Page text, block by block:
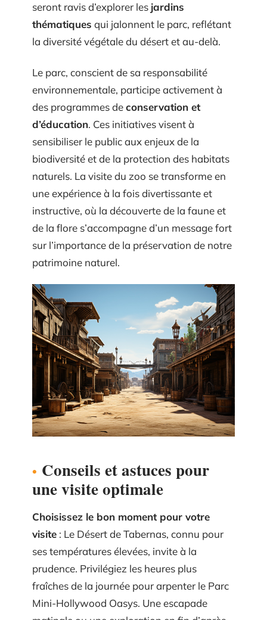
seront ravis d’explorer les jardins
thématiques qui jalonnent le parc, reflétant
la diversité végétale du désert et au-delà.
Le parc, conscient de sa responsabilité
environnementale, participe activement à
des programmes deconservation et
d’éducation. Ces initiatives visent à
sensibiliser le public aux enjeux de la
biodiversité et de la protection des habitats
naturels. La visite du zoo se transforme en
une expérience à la fois divertissante et
instructive, où la découverte de la faune et
de la flore s’accompagne d’un message fort
sur l’importance de la préservation de notre
patrimoine naturel.
Conseils et astuces pour
une visite optimale
Choisissez le bon moment pour votre
visite : Le Désert de Tabernas, connu pour
ses températures élevées, invite à la
prudence. Privilégiez les heures plus
fraîches de la journée pour arpenter le Parc
Mini-Hollywood Oasys. Une escapade